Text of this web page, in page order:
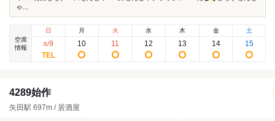
ゃ...
空席
情報
日
8/9
月
10
火
11
水
12
木
13
金
14
土
15
4289始作
矢田駅 697m / 居酒屋